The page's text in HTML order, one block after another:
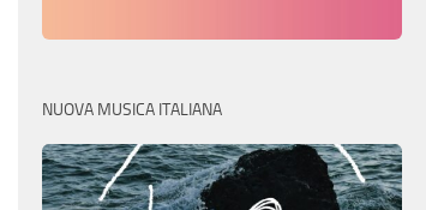
NUOVA MUSICA ITALIANA